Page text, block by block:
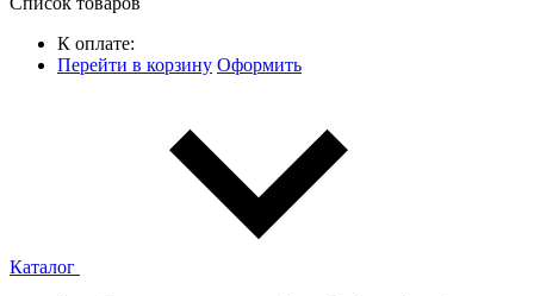
К оплате:
Перейти в корзину Оформить
Каталог